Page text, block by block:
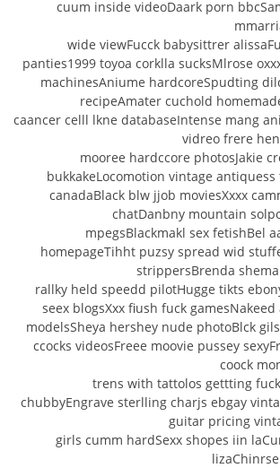
cuum inside videoDaark porn
wide viewFucck babysittrer
panties1999 toyoa corklla sucksMlrose
machinesAniume hardcoreSpudting
recipeAmater cuchold
caancer celll lkne databaseIntense mang
vidreo frere
mooree hardccore photosJakie
bukkakeLocomotion vintage
canadaBlack blw jjob moviesXxxx
chatDanbny mountain
mpegsBlackmakl sex fetishBel
homepageTihht puzsy spread wid
strippersBrenda
rallky held speedd pilotHugge tikts
seex blogsXxx fiush fuck
modelsSheya hershey nude photoBlck
ccocks videosFreee moovie pussey
coock
trens with tattolos gettting
chubbyEngrave sterlling charjs ebgay
guitar pricing
girls cumm hardSexx shopes iin